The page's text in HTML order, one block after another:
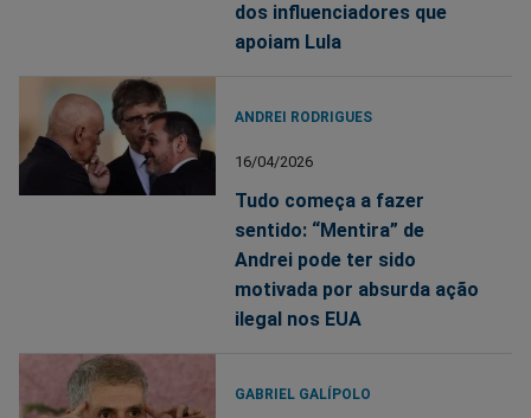
dos influenciadores que
apoiam Lula
ANDREI RODRIGUES
16/04/2026
Tudo começa a fazer
sentido: “Mentira” de
Andrei pode ter sido
motivada por absurda ação
ilegal nos EUA
GABRIEL GALÍPOLO